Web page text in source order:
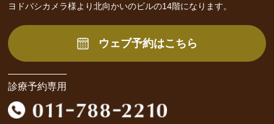
ヨドバシカメラ様より北向かいのビルの14階になります。
ウェブ予約はこちら
診療予約専用